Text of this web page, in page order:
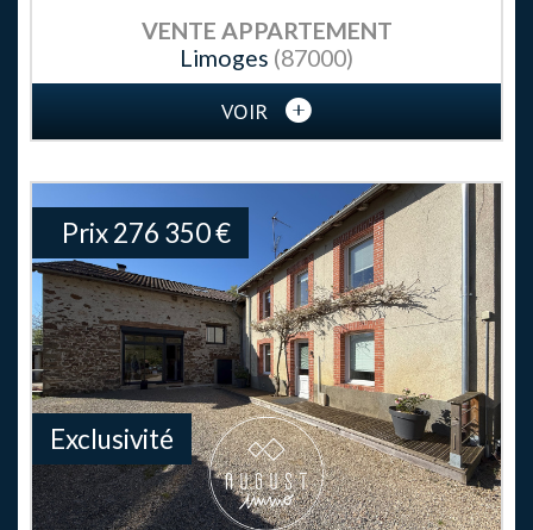
VENTE APPARTEMENT
Limoges (87000)
VOIR
Exclusivité
Prix276 350€